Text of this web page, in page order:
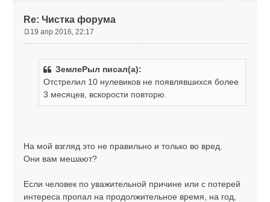
Re: Чистка форума
19 апр 2016, 22:17
ЗемлеРыл писал(а):
Отстрелил 10 нулевиков не появлявшихся более
3 месяцев, вскорости повторю.
На мой взгляд это не правильно и только во вред.
Они вам мешают?
Если человек по уважительной причине или с потерей
интереса пропал на продолжительное время, на год,